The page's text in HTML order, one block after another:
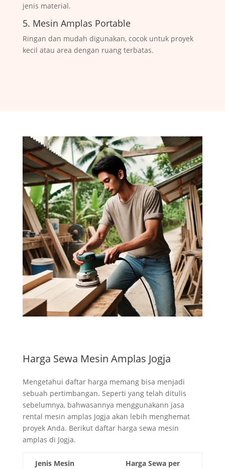
jenis material.
5. Mesin Amplas Portable
Ringan dan mudah digunakan, cocok untuk proyek
kecil atau area dengan ruang terbatas.
Harga Sewa Mesin Amplas Jogja
Mengetahui daftar harga memang bisa menjadi
sebuah pertimbangan. Seperti yang telah ditulis
sebelumnya, bahwasannya menggunakann jasa
rental mesin amplas Jogja akan lebih menghemat
proyek Anda. Berikut daftar harga sewa mesin
amplas di Jogja.
Jenis Mesin Harga Sewa per